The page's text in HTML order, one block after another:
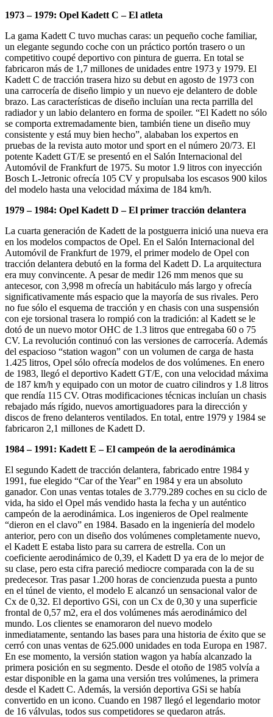
1973 – 1979: Opel Kadett C – El atleta
La gama Kadett C tuvo muchas caras: un pequeño coche familiar,
un elegante segundo coche con un práctico portón trasero o un
competitivo coupé deportivo con pintura de guerra. En total se
fabricaron más de 1,7 millones de unidades entre 1973 y 1979. El
Kadett C de tracción trasera hizo su debut en agosto de 1973 con
una carrocería de diseño limpio y un nuevo eje delantero de doble
brazo. Las características de diseño incluían una recta parrilla del
radiador y un labio delantero en forma de spoiler. “El Kadett no sólo
se comporta extremadamente bien, también tiene un diseño muy
consistente y está muy bien hecho”, alababan los expertos en
pruebas de la revista auto motor und sport en el número 20/73. El
potente Kadett GT/E se presentó en el Salón Internacional del
Automóvil de Frankfurt de 1975. Su motor 1.9 litros con inyección
Bosch L-Jetronic ofrecía 105 CV y propulsaba los escasos 900 kilos
del modelo hasta una velocidad máxima de 184 km/h.
1979 – 1984: Opel Kadett D – El primer tracción delantera
La cuarta generación de Kadett de la postguerra inició una nueva era
en los modelos compactos de Opel. En el Salón Internacional del
Automóvil de Frankfurt de 1979, el primer modelo de Opel con
tracción delantera debutó en la forma del Kadett D. La arquitectura
era muy convincente. A pesar de medir 126 mm menos que su
antecesor, con 3,998 m ofrecía un habitáculo más largo y ofrecía
significativamente más espacio que la mayoría de sus rivales. Pero
no fue sólo el esquema de tracción y en chasis con una suspensión
con eje torsional trasera lo rompió con la tradición: al Kadett se le
dotó de un nuevo motor OHC de 1.3 litros que entregaba 60 o 75
CV. La revolución continuó con las versiones de carrocería. Además
del espacioso “station wagon” con un volumen de carga de hasta
1.425 litros, Opel sólo ofrecía modelos de dos volúmenes. En enero
de 1983, llegó el deportivo Kadett GT/E, con una velocidad máxima
de 187 km/h y equipado con un motor de cuatro cilindros y 1.8 litros
que rendía 115 CV. Otras modificaciones técnicas incluían un chasis
rebajado más rígido, nuevos amortiguadores para la dirección y
discos de freno delanteros ventilados. En total, entre 1979 y 1984 se
fabricaron 2,1 millones de Kadett D.
1984 – 1991: Kadett E – El campeón de la aerodinámica
El segundo Kadett de tracción delantera, fabricado entre 1984 y
1991, fue elegido “Car of the Year” en 1984 y era un absoluto
ganador. Con unas ventas totales de 3.779.289 coches en su ciclo de
vida, ha sido el Opel más vendido hasta la fecha y un auténtico
campeón de la aerodinámica. Los ingenieros de Opel realmente
“dieron en el clavo” en 1984. Basado en la ingeniería del modelo
anterior, pero con un diseño dos volúmenes completamente nuevo,
el Kadett E estaba listo para su carrera de estrella. Con un
coeficiente aerodinámico de 0,39, el Kadett D ya era de lo mejor de
su clase, pero esta cifra pareció mediocre comparada con la de su
predecesor. Tras pasar 1.200 horas de concienzuda puesta a punto
en el túnel de viento, el modelo E alcanzó un sensacional valor de
Cx de 0,32. El deportivo GSi, con un Cx de 0,30 y una superficie
frontal de 0,57 m2, era el dos volúmenes más aerodinámico del
mundo. Los clientes se enamoraron del nuevo modelo
inmediatamente, sentando las bases para una historia de éxito que se
cerró con unas ventas de 625.000 unidades en toda Europa en 1987.
En ese momento, la versión station wagon ya había alcanzado la
primera posición en su segmento. Desde el otoño de 1985 volvía a
estar disponible en la gama una versión tres volúmenes, la primera
desde el Kadett C. Además, la versión deportiva GSi se había
convertido en un icono. Cuando en 1987 llegó el legendario motor
de 16 válvulas, todos sus competidores se quedaron atrás.